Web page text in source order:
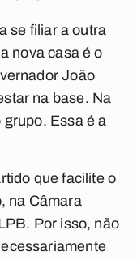
se filiar a outra
nova casa é o
João
na base. Na
Essa é a
que facilite o
na Câmara
Por isso, não